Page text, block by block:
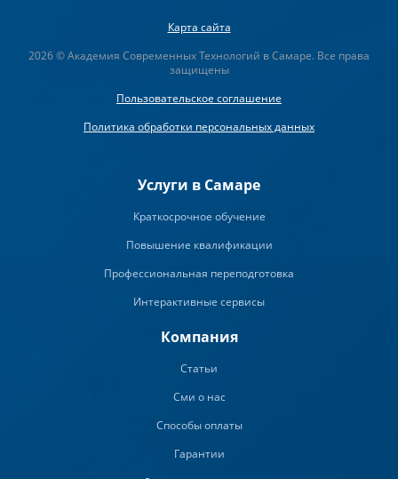
Карта сайта
2026 © Академия Современных Технологий в Самаре. Все права
защищены
Пользовательское соглашение
Политика обработки персональных данных
Услуги в Самаре
Краткосрочное обучение
Повышение квалификации
Профессиональная переподготовка
Интерактивные сервисы
Компания
Статьи
Сми о нас
Способы оплаты
Гарантии